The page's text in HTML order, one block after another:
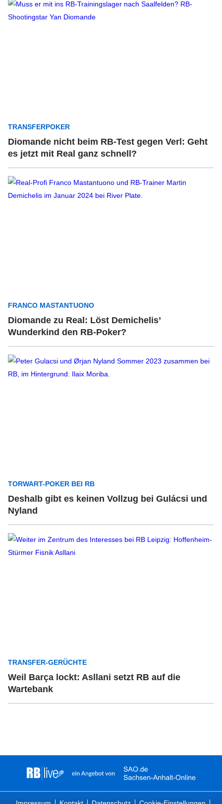
TRANSFERPOKER
Diomande nicht beim RB-Test gegen Verl: Geht
es jetzt mit Real ganz schnell?
FRANCO MASTANTUONO
Diomande zu Real: Löst Demichelis’
Wunderkind den RB-Poker?
TORWART-POKER BEI RB
Deshalb gibt es keinen Vollzug bei Gulácsi und
Nyland
TRANSFER-GERÜCHTE
Weil Barça lockt: Asllani setzt RB auf die
Wartebank